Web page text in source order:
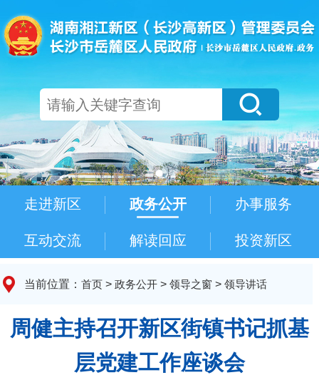
走进新区 政务公开 办事服务
互动交流 解读回应 投资新区
当前位置： 首页 > 政务公开 > 领导之窗 > 领导讲话
周健主持召开新区街镇书记抓基
层党建工作座谈会